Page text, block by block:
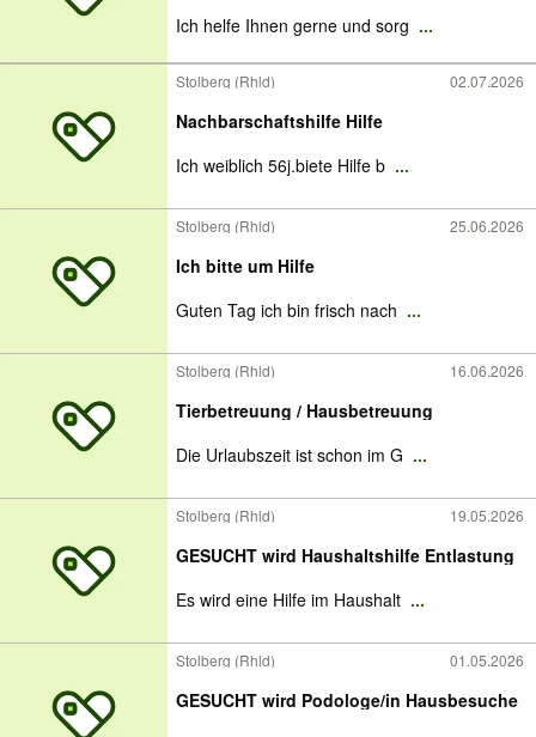
Ich helfe Ihnen gerne und sorg ...
Stolberg (Rhld) 02.07.2026
Nachbarschaftshilfe Hilfe
Ich weiblich 56j.biete Hilfe b ...
Stolberg (Rhld) 25.06.2026
Ich bitte um Hilfe
Guten Tag ich bin frisch nach ...
Stolberg (Rhld) 16.06.2026
Tierbetreuung / Hausbetreuung
Die Urlaubszeit ist schon im G ...
Stolberg (Rhld) 19.05.2026
GESUCHT wird Haushaltshilfe Entlastung
Es wird eine Hilfe im Haushalt ...
Stolberg (Rhld) 01.05.2026
GESUCHT wird Podologe/in Hausbesuche